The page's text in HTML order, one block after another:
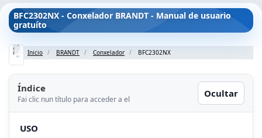
BFC2302NX - Conxelador BRANDT - Manual de usuario
gratuíto
Inicio BRANDT Conxelador BFC2302NX
Índice
Fai clic nun título para acceder a el
Ocultar
USO